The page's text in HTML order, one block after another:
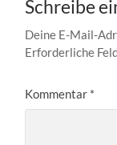
Schreibe
Deine E-Mail-
Erforderliche
Kommentar *